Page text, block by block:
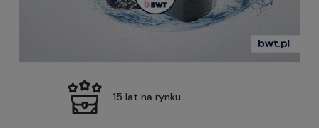
15 lat na rynku